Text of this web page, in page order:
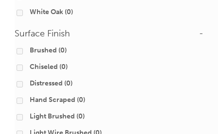
White Oak (0)
Surface Finish -
Brushed (0)
Chiseled (0)
Distressed (0)
Hand Scraped (0)
Light Brushed (0)